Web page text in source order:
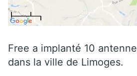
Free a implanté 10
dans la ville de Limoges.